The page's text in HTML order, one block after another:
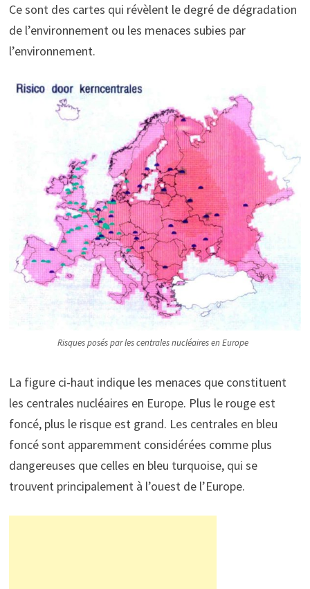
Ce sont des cartes qui révèlent le degré de dégradation
de l’environnement ou les menaces subies par
l’environnement.
Risques posés par les centrales nucléaires en Europe
La figure ci-haut indique les menaces que constituent
les centrales nucléaires en Europe. Plus le rouge est
foncé, plus le risque est grand. Les centrales en bleu
foncé sont apparemment considérées comme plus
dangereuses que celles en bleu turquoise, qui se
trouvent principalement à l’ouest de l’Europe.